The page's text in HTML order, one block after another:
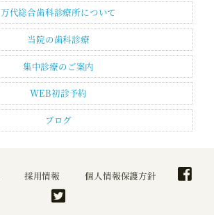
万代総合歯科診療所について
当院の歯科診療
集中診療のご案内
WEB初診予約
ブログ
採用情報 個人情報保護方針